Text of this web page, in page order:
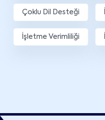
Çoklu Dil Desteği
İşletme Verimliliği